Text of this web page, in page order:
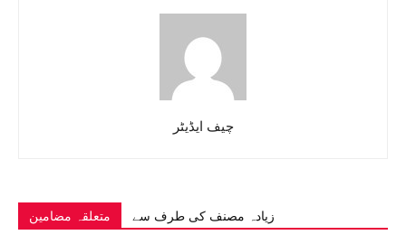
چیف ایڈیٹر
متعلقہ مضامین زیادہ مصنف کی طرف سے